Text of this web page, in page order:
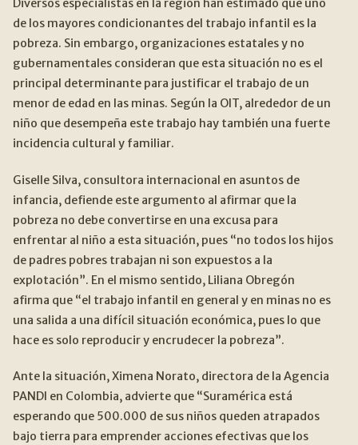
Diversos especialistas en la región han estimado que uno
de los mayores condicionantes del trabajo infantil es la
pobreza. Sin embargo, organizaciones estatales y no
gubernamentales consideran que esta situación no es el
principal determinante para justificar el trabajo de un
menor de edad en las minas. Según la OIT, alrededor de un
niño que desempeña este trabajo hay también una fuerte
incidencia cultural y familiar.
Giselle Silva, consultora internacional en asuntos de
infancia, defiende este argumento al afirmar que la
pobreza no debe convertirse en una excusa para
enfrentar al niño a esta situación, pues “no todos los hijos
de padres pobres trabajan ni son expuestos a la
explotación”. En el mismo sentido, Liliana Obregón
afirma que “el trabajo infantil en general y en minas no es
una salida a una difícil situación económica, pues lo que
hace es solo reproducir y encrudecer la pobreza”.
Ante la situación, Ximena Norato, directora de la Agencia
PANDI en Colombia, advierte que “Suramérica está
esperando que 500.000 de sus niños queden atrapados
bajo tierra para emprender acciones efectivas que los